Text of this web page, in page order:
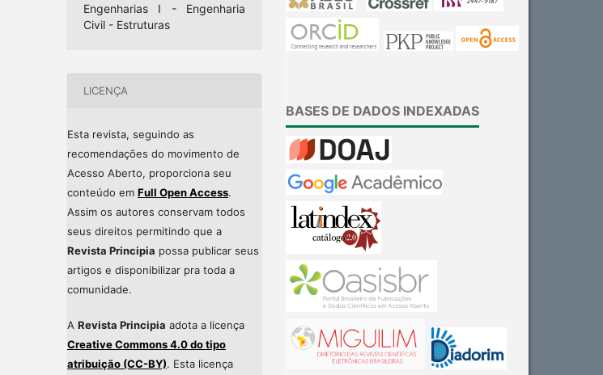
Engenharias I - Engenharia
Civil - Estruturas
LICENÇA
Esta revista, seguindo as
recomendações do movimento de
Acesso Aberto, proporciona seu
conteúdo em Full Open Access.
Assim os autores conservam todos
seus direitos permitindo que a
Revista Principia possa publicar seus
artigos e disponibilizar pra toda a
comunidade.
A Revista Principia adota a licença
Creative Commons 4.0 do tipo
atribuição (CC-BY). Esta licença
BASES DE DADOS INDEXADAS